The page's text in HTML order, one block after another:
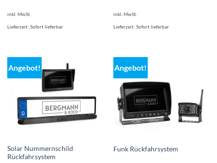
inkl. MwSt.
Lieferzeit: Sofort lieferbar
inkl. MwSt.
Lieferzeit: Sofort lieferbar
Angebot!
Solar Nummernschild
Rückfahrsystem
Angebot!
Funk Rückfahrsystem